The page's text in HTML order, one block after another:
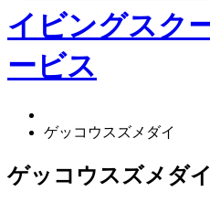
ゲッコウスズメダイ
ゲッコウスズメダイ